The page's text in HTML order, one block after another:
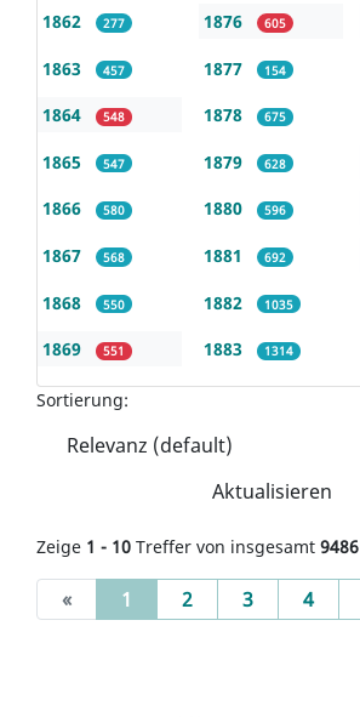
1862 277
1863 457
1864 548
1865 547
1866 580
1867 568
1868 550
1869 551
1876 605
1877 154
1878 675
1879 628
1880 596
1881 692
1882 1035
1883 1314
Sortierung:
Aktualisieren
Zeige 1 - 10 Treffer von insgesamt 9486
« 1 (current)
2 3 4